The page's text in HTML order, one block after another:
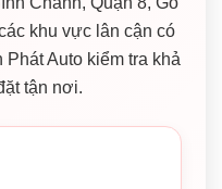
khu vực lân cận có
Auto kiểm tra khả
tận nơi.